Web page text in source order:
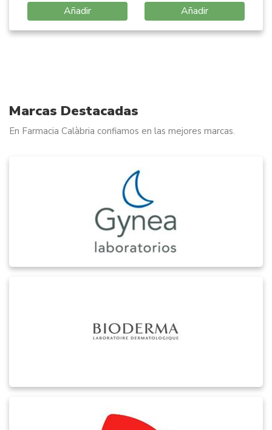
Añadir Añadir
Item
Marcas Destacadas
En Farmacia Calàbria confiamos en las mejores marcas.